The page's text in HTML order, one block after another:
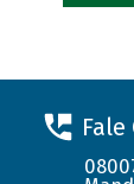
Fale